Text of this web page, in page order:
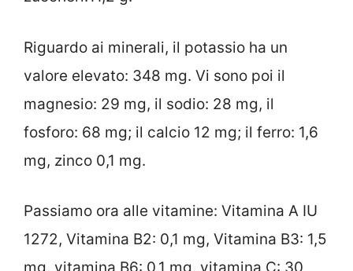
Riguardo ai minerali, il potassio ha un
valore elevato: 348 mg. Vi sono poi il
magnesio: 29 mg, il sodio: 28 mg, il
fosforo: 68 mg; il calcio 12 mg; il ferro: 1,6
mg, zinco 0,1 mg.
Passiamo ora alle vitamine: Vitamina A IU
1272, Vitamina B2: 0,1 mg, Vitamina B3: 1,5